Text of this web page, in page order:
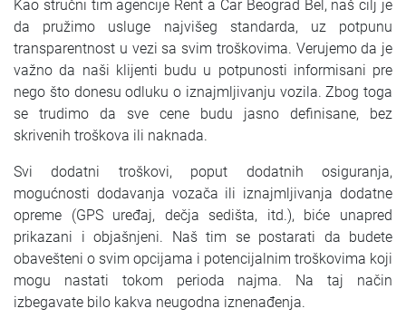
SRPSKI
СРПСКИ
ENGLISH
Kao stručni tim agencije Rent a Car Beograd Bel, naš cilj je
da pružimo usluge najvišeg standarda, uz potpunu
transparentnost u vezi sa svim troškovima. Verujemo da je
važno da naši klijenti budu u potpunosti informisani pre
nego što donesu odluku o iznajmljivanju vozila. Zbog toga
se trudimo da sve cene budu jasno definisane, bez
skrivenih troškova ili naknada.
Svi dodatni troškovi, poput dodatnih osiguranja,
mogućnosti dodavanja vozača ili iznajmljivanja dodatne
opreme (GPS uređaj, dečja sedišta, itd.), biće unapred
prikazani i objašnjeni. Naš tim se postarati da budete
obavešteni o svim opcijama i potencijalnim troškovima koji
mogu nastati tokom perioda najma. Na taj način
izbegavate bilo kakva neugodna iznenađenja.